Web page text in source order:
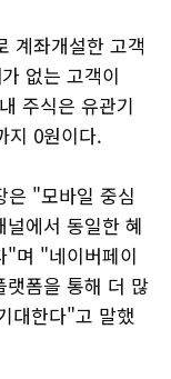
계좌개설한 고객
없는 고객이
주식은 유관기
지 0원이다.
은 "모바일 중심
에서 동일한 혜
"며 "네이버페이
랫폼을 통해 더 많
대한다"고 말했